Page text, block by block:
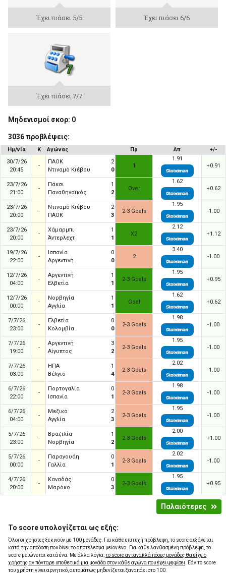
Έχει πιάσει 5/5 Έχει πιάσει 6/6
Έχει πιάσει 7/7
Μηδενισμοί σκορ: 0
3036 προβλέψεις:
Ημ/νία Κ Αγώνας Πρ Απ
+/-
30/7/26
20:45
-
ΠΑΟΚ
2
Ντιναμό Κιέβου
0
1
1.91
+0.91
23/7/26
21:00
-
Πάκσι
1
Παναθηναϊκός
2
Over
1.62
+0.62
23/7/26
20:00
-
Ντιναμό Κιέβου
2
ΠΑΟΚ
3
2-3 Goals
1.95
-1.00
23/7/26
20:00
-
Χάμαρμπι
1
Άντερλεχτ
1
X2
2.12
+1.12
19/7/26
22:00
-
Ισπανία
0
Αργεντινή
0
2
3.40
-1.00
12/7/26
04:00
-
Αργεντινή
1
Ελβετία
1
2-3 Goals
1.95
+0.95
12/7/26
00:00
-
Νορβηγία
1
Αγγλία
1
Goal
1.62
+0.62
7/7/26
23:00
-
Ελβετία
0
Κολομβία
0
2-3 Goals
1.98
-1.00
7/7/26
19:00
-
Αργεντινή
3
Αίγυπτος
2
2-3 Goals
1.95
-1.00
7/7/26
03:00
-
ΗΠΑ
1
Βέλγιο
4
2-3 Goals
2.02
-1.00
6/7/26
22:00
-
Πορτογαλία
0
Ισπανία
1
2-3 Goals
1.98
-1.00
6/7/26
04:00
-
Μεξικό
2
Αγγλία
3
2-3 Goals
1.95
-1.00
5/7/26
23:00
-
Βραζιλία
1
Νορβηγία
2
2-3 Goals
2.00
+1.00
5/7/26
00:00
-
Παραγουάη
0
Γαλλία
1
2-3 Goals
2.02
-1.00
4/7/26
20:00
-
Καναδάς
0
Μαρόκο
3
2-3 Goals
1.95
+0.95
Παλαιότερες
Το score υπολογίζεται ως εξής:
Όλοι οι χρήστες ξεκινούν με 100 μονάδες. Για κάθε επιτυχή πρόβλεψη, το score αυξάνεται
κατά την απόδοση που δίνει το αποτέλεσμα μείον ένα. Για κάθε λανθασμένη πρόβλεψη, το
score μειώνεται κατά ένα. Με άλλα λόγια, το score αντανακλά πόσες μονάδες θα είχε ο
χρήστης αν πόνταρε υποθετικά μια μονάδα στον κάθε αγώνα που έχει ψηφίσει . Εάν το score
του χρήστη γίνει αρνητικό, αυτομάτως μηδενίζεται ξαναπάει στο 100.